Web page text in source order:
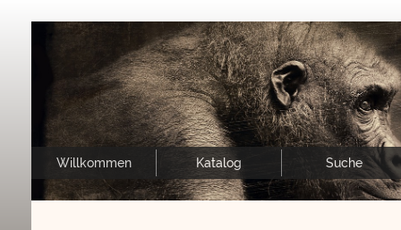
Willkommen Katalog Suche